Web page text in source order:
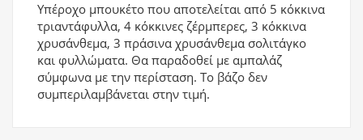
Υπέροχο μπουκέτο που αποτελείται από 5 κόκκινα
τριαντάφυλλα, 4 κόκκινες ζέρμπερες, 3 κόκκινα
χρυσάνθεμα, 3 πράσινα χρυσάνθεμα σολιτάγκο
και φυλλώματα. Θα παραδοθεί με αμπαλάζ
σύμφωνα με την περίσταση. Το βάζο δεν
συμπεριλαμβάνεται στην τιμή.